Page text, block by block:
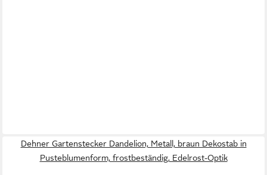
Dehner Gartenstecker Dandelion, Metall, braun Dekostab in
Pusteblumenform, frostbeständig, Edelrost-Optik